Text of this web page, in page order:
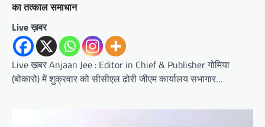
का तत्काल समाधान
Live ख़बर
Live ख़बर Anjaan Jee : Editor in Chief & Publisher गोमिया
(बोकारो) में शुक्रवार को सीसीएल ढोरी जीएम कार्यालय सभागार…